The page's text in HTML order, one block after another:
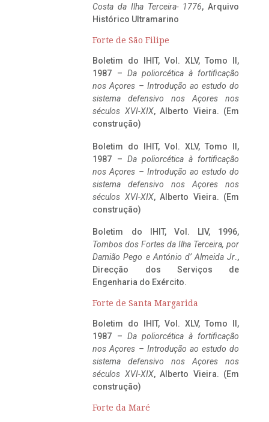
Costa da Ilha Terceira- 1776, Arquivo
Histórico Ultramarino
Forte de São Filipe
Boletim do IHIT, Vol. XLV, Tomo II,
1987 – Da poliorcética à fortificação
nos Açores – Introdução ao estudo do
sistema defensivo nos Açores nos
séculos XVI-XIX, Alberto Vieira. (Em
construção)
Boletim do IHIT, Vol. XLV, Tomo II,
1987 – Da poliorcética à fortificação
nos Açores – Introdução ao estudo do
sistema defensivo nos Açores nos
séculos XVI-XIX, Alberto Vieira. (Em
construção)
Boletim do IHIT, Vol. LIV, 1996,
Tombos dos Fortes da Ilha Terceira, por
Damião Pego e António d’ Almeida Jr.,
Direcção dos Serviços de
Engenharia do Exército.
Forte de Santa Margarida
Boletim do IHIT, Vol. XLV, Tomo II,
1987 – Da poliorcética à fortificação
nos Açores – Introdução ao estudo do
sistema defensivo nos Açores nos
séculos XVI-XIX, Alberto Vieira. (Em
construção)
Forte da Maré